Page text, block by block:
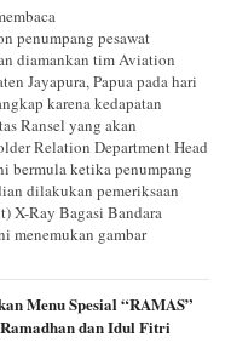
penumpang pesawat
diamankan tim Aviation
Jayapura, Papua pada hari
karena kedapatan
Ransel yang akan
Relation Department Head
bermula ketika penumpang
dilakukan pemeriksaan
X-Ray Bagasi Bandara
menemukan gambar
Menu Spesial “RAMAS”
dan Idul Fitri